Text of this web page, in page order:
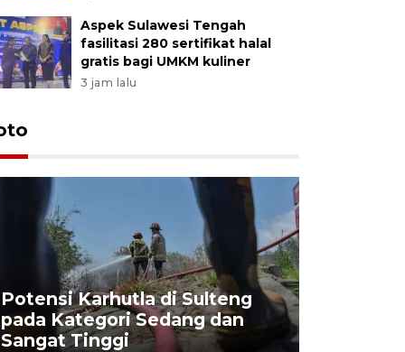
Aspek Sulawesi Tengah
fasilitasi 280 sertifikat halal
gratis bagi UMKM kuliner
3 jam lalu
Potensi Karhutla di Sulteng
pada Kategori Sedang dan
Sangat Tinggi